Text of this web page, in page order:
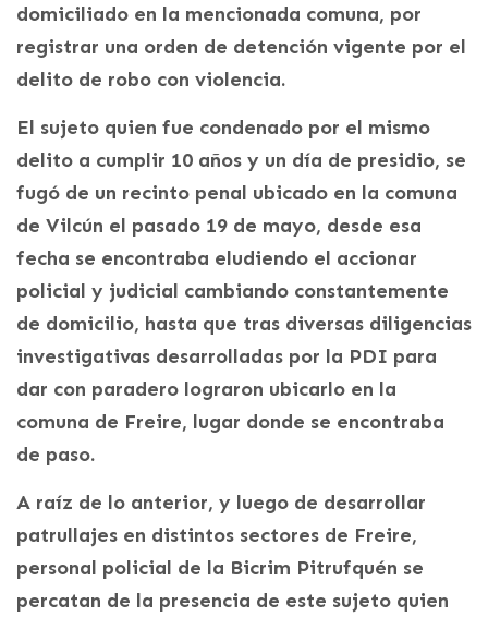
domiciliado en la mencionada comuna, por
registrar una orden de detención vigente por el
delito de robo con violencia.
El sujeto quien fue condenado por el mismo
delito a cumplir 10 años y un día de presidio, se
fugó de un recinto penal ubicado en la comuna
de Vilcún el pasado 19 de mayo, desde esa
fecha se encontraba eludiendo el accionar
policial y judicial cambiando constantemente
de domicilio, hasta que tras diversas diligencias
investigativas desarrolladas por la PDI para
dar con paradero lograron ubicarlo en la
comuna de Freire, lugar donde se encontraba
de paso.
A raíz de lo anterior, y luego de desarrollar
patrullajes en distintos sectores de Freire,
personal policial de la Bicrim Pitrufquén se
percatan de la presencia de este sujeto quien